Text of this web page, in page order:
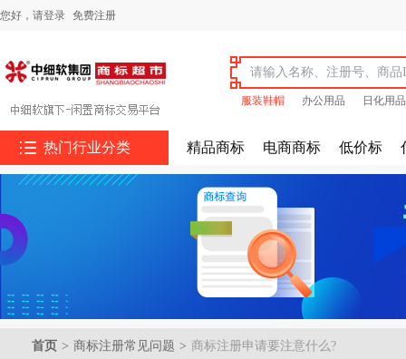
您好， 请登录 免费注册
服装鞋帽 办公用品 日化用品
 热门行业分类 精品商标 电商商标 低价标
首页 > 商标注册常见问题 > 商标注册申请要注意什么?